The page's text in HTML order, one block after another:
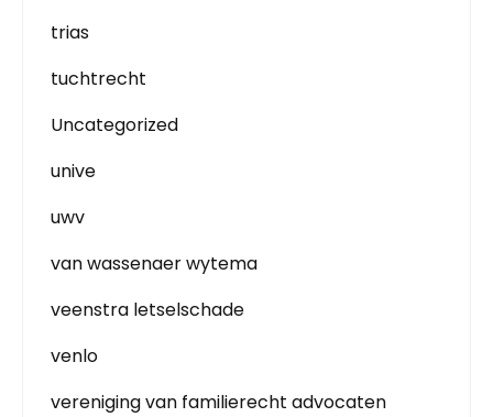
trias
tuchtrecht
Uncategorized
unive
uwv
van wassenaer wytema
veenstra letselschade
venlo
vereniging van familierecht advocaten